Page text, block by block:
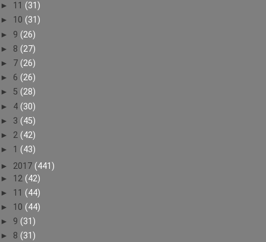
► 11 (31)
► 10 (31)
► 9 (26)
► 8 (27)
► 7 (26)
► 6 (26)
► 5 (28)
► 4 (30)
► 3 (45)
► 2 (42)
► 1 (43)
► 2017 (441)
► 12 (42)
► 11 (44)
► 10 (44)
► 9 (31)
► 8 (31)